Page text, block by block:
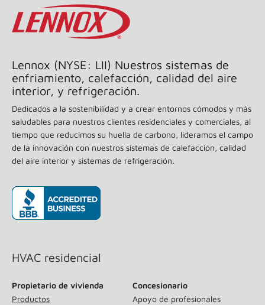
Lennox (NYSE: LII) Nuestros sistemas de
enfriamiento, calefacción, calidad del aire
interior, y refrigeración.
Dedicados a la sostenibilidad y a crear entornos cómodos y más
saludables para nuestros clientes residenciales y comerciales, al
tiempo que reducimos su huella de carbono, lideramos el campo
de la innovación con nuestros sistemas de calefacción, calidad
del aire interior y sistemas de refrigeración.
HVAC residencial
Propietario de vivienda
Productos
Concesionario
Apoyo de profesionales